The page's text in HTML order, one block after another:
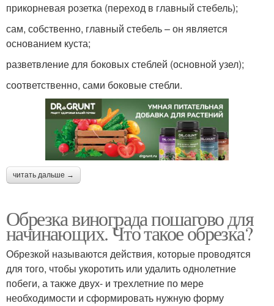
прикорневая розетка (переход в главный стебель);
сам, собственно, главный стебель – он является
основанием куста;
разветвление для боковых стеблей (основной узел);
соответственно, сами боковые стебли.
читать дальше →
Обрезка винограда пошагово для
начинающих. Что такое обрезка?
Обрезкой называются действия, которые проводятся
для того, чтобы укоротить или удалить однолетние
побеги, а также двух- и трехлетние по мере
необходимости и сформировать нужную форму